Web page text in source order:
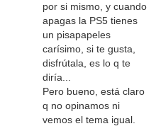
por si mismo, y cuando
apagas la PS5 tienes
un pisapapeles
carísimo, si te gusta,
disfrútala, es lo q te
diría...
Pero bueno, está claro
q no opinamos ni
vemos el tema igual.